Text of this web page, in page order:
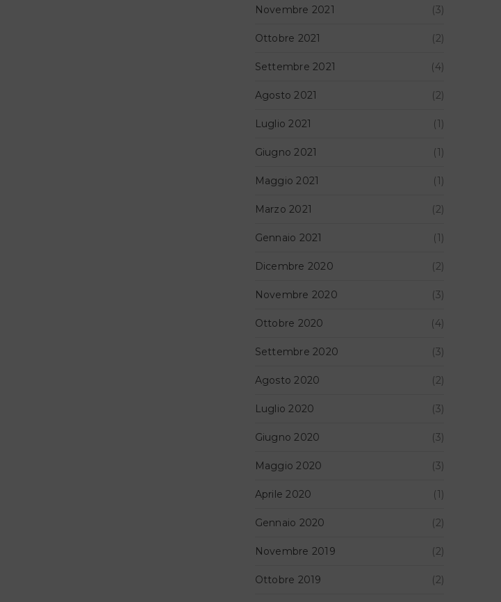
Novembre 2021 (3)
Ottobre 2021 (2)
Settembre 2021 (4)
Agosto 2021 (2)
Luglio 2021 (1)
Giugno 2021 (1)
Maggio 2021 (1)
Marzo 2021 (2)
Gennaio 2021 (1)
Dicembre 2020 (2)
Novembre 2020 (3)
Ottobre 2020 (4)
Settembre 2020 (3)
Agosto 2020 (2)
Luglio 2020 (3)
Giugno 2020 (3)
Maggio 2020 (3)
Aprile 2020 (1)
Gennaio 2020 (2)
Novembre 2019 (2)
Ottobre 2019 (2)